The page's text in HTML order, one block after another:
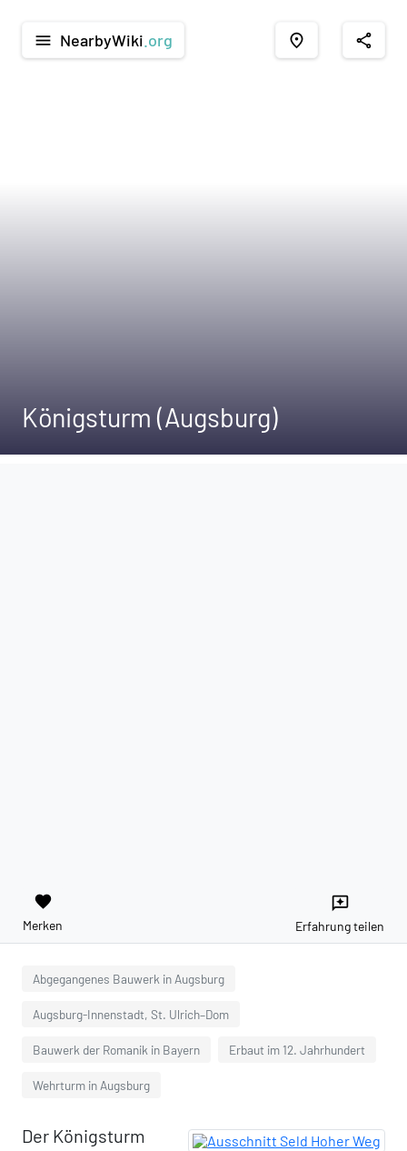
menu NearbyWiki .org place share
Königsturm (Augsburg)
favorite
Merken
reviews
Erfahrung teilen
Abgegangenes Bauwerk in Augsburg
Augsburg-Innenstadt, St. Ulrich–Dom
Bauwerk der Romanik in Bayern Erbaut im 12. Jahrhundert
Wehrturm in Augsburg
Der Königsturm